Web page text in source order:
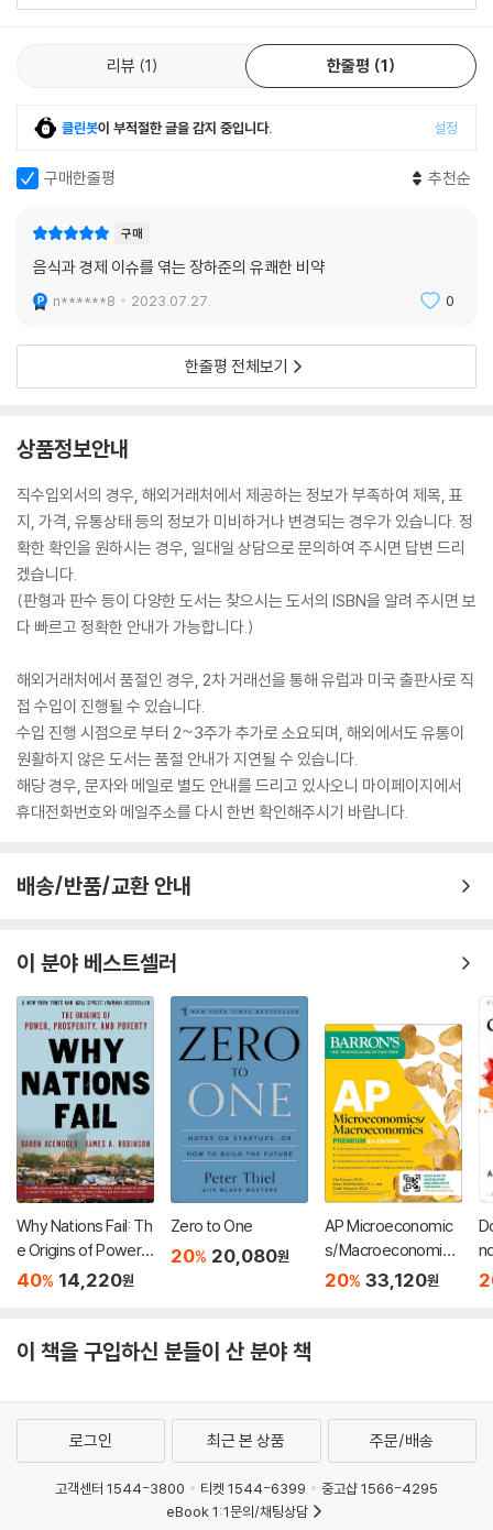
리뷰 1 한줄평 1
클린봇이 부적절한 글을 감지 중입니다. 설정
구매한줄평 추천순
구매
음식과 경제 이슈를 엮는 장하준의 유쾌한 비약
n******8 2023.07.27. 0
한줄평 전체보기
상품정보안내
직수입외서의 경우, 해외거래처에서 제공하는 정보가 부족하여 제목, 표
지, 가격, 유통상태 등의 정보가 미비하거나 변경되는 경우가 있습니다. 정
확한 확인을 원하시는 경우, 일대일 상담으로 문의하여 주시면 답변 드리
겠습니다.
(판형과 판수 등이 다양한 도서는 찾으시는 도서의 ISBN을 알려 주시면 보
다 빠르고 정확한 안내가 가능합니다.)
해외거래처에서 품절인 경우, 2차 거래선을 통해 유럽과 미국 출판사로 직
접 수입이 진행될 수 있습니다.
수입 진행 시점으로 부터 2~3주가 추가로 소요되며, 해외에서도 유통이
원활하지 않은 도서는 품절 안내가 지연될 수 있습니다.
해당 경우, 문자와 메일로 별도 안내를 드리고 있사오니 마이페이지에서
휴대전화번호와 메일주소를 다시 한번 확인해주시기 바랍니다.
배송/반품/교환 안내
이 분야 베스트셀러
Why Nations Fail: Th
e Origins of Power,
Prosperity, and Pov
40% 14,220원
Zero to One
20% 20,080원
AP Microeconomic
s/Macroeconomics
Premium, Eighth Edi
20% 33,120원
이 책을 구입하신 분들이 산 분야 책
로그인 최근 본 상품 주문/배송
고객센터 1544-3800 티켓 1544-6399
중고샵 1566-4295
eBook 1:1문의/채팅상담